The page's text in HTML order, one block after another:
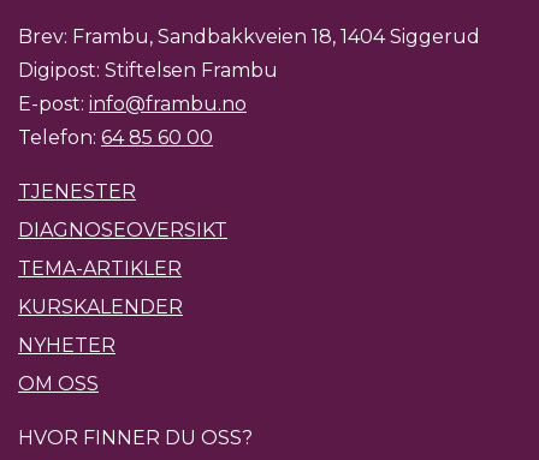
Brev: Frambu, Sandbakkveien 18, 1404 Siggerud
Digipost: Stiftelsen Frambu
E-post: info@frambu.no
Telefon: 64 85 60 00
TJENESTER
DIAGNOSEOVERSIKT
TEMA-ARTIKLER
KURSKALENDER
NYHETER
OM OSS
HVOR FINNER DU OSS?